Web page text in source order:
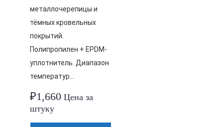
металлочерепицы и
тёмных кровельных
покрытий.
Полипропилен + EPDM-
уплотнитель. Диапазон
температур…
₽1,660 Цена за
штуку